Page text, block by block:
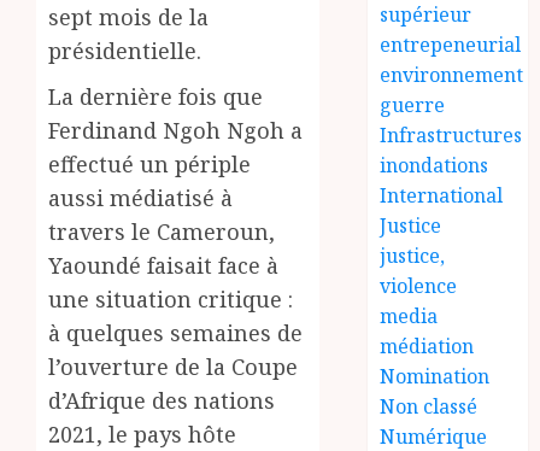
sept mois de la
présidentielle.
La dernière fois que
Ferdinand Ngoh Ngoh a
effectué un périple
aussi médiatisé à
travers le Cameroun,
Yaoundé faisait face à
une situation critique :
à quelques semaines de
l’ouverture de la Coupe
d’Afrique des nations
2021, le pays hôte
supérieur
entrepeneurial
environnement
guerre
Infrastructures
inondations
International
Justice
justice,
violence
media
médiation
Nomination
Non classé
Numérique